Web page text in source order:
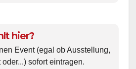
hier?
Event (egal ob Ausstellung,
sofort eintragen.